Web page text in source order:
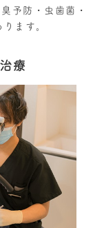
予防・虫歯菌・
ます。
療